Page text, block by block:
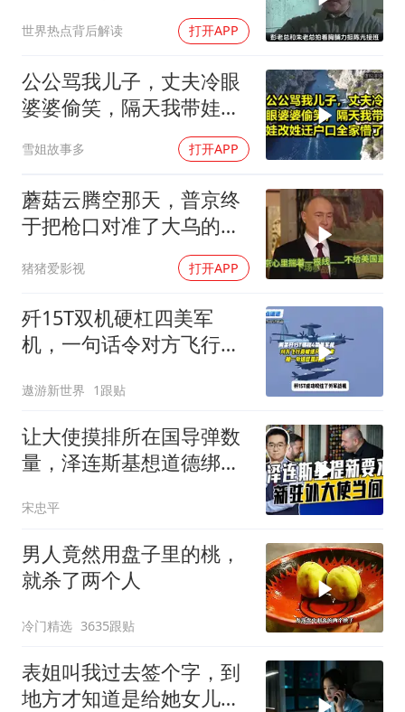
世界热点背后解读 打开APP
公公骂我儿子，丈夫冷眼
婆婆偷笑，隔天我带娃改
姓迁户口全家懵了！
雪姐故事多 打开APP
蘑菇云腾空那天，普京终
于把枪口对准了大乌的军
猪猪爱影视 打开APP
歼15T双机硬杠四美军
机，一句话令对方飞行员
遨游新世界 1跟贴
让大使摸排所在国导弹数
量，泽连斯基想道德绑架
宋忠平
男人竟然用盘子里的桃，
就杀了两个人
冷门精选 3635跟贴
表姐叫我过去签个字，到
地方才知道是给她女儿婚